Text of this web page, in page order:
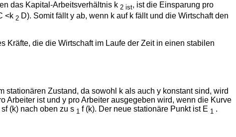
das Kapital-Arbeitsverhältnis k 2 ist, ist die Einsparung pro
<k 2 D). Somit fällt y ab, wenn k auf k fällt und die Wirtschaft den
Kräfte, die die Wirtschaft im Laufe der Zeit in einen stabilen
Zustand, da sowohl k als auch y konstant sind, wird
Arbeiter ist und y pro Arbeiter ausgegeben wird, wenn die Kurve
(k) nach oben zu s 1 f (k). Der neue stationäre Punkt ist E 1 .